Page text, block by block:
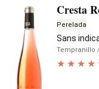
Cresta
Perelada
Sans
Tempranillo